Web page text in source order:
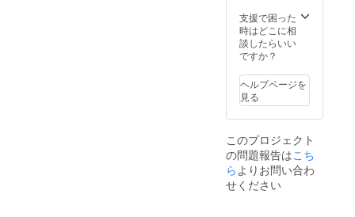
支援で困った
時はどこに相
談したらいい
ですか？
ヘルプページを
見る
このプロジェクト
の問題報告はこち
らよりお問い合わ
せください